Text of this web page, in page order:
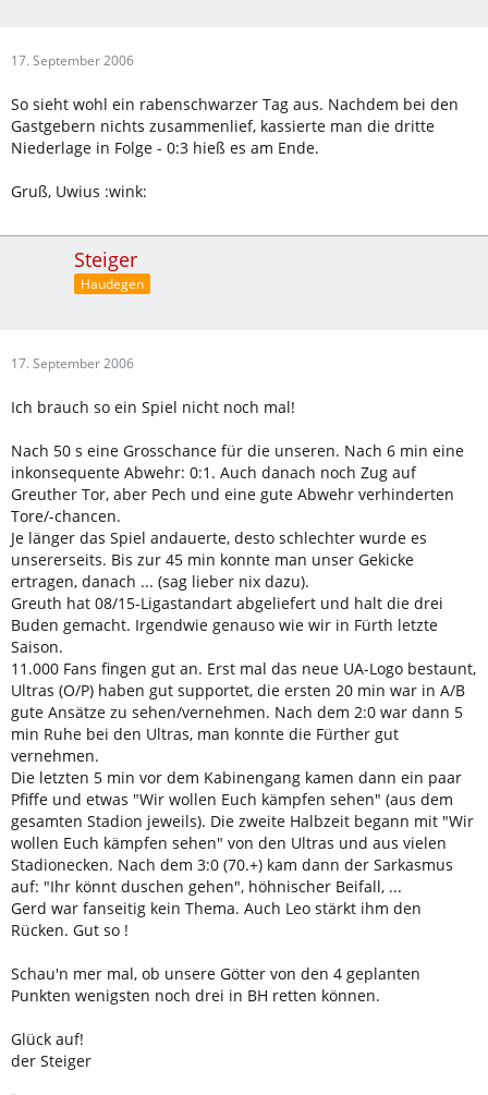
17. September 2006
So sieht wohl ein rabenschwarzer Tag aus. Nachdem bei den
Gastgebern nichts zusammenlief, kassierte man die dritte
Niederlage in Folge - 0:3 hieß es am Ende.
Gruß, Uwius :wink:
Steiger
Haudegen
17. September 2006
Ich brauch so ein Spiel nicht noch mal!
Nach 50 s eine Grosschance für die unseren. Nach 6 min eine
inkonsequente Abwehr: 0:1. Auch danach noch Zug auf
Greuther Tor, aber Pech und eine gute Abwehr verhinderten
Tore/-chancen.
Je länger das Spiel andauerte, desto schlechter wurde es
unsererseits. Bis zur 45 min konnte man unser Gekicke
ertragen, danach ... (sag lieber nix dazu).
Greuth hat 08/15-Ligastandart abgeliefert und halt die drei
Buden gemacht. Irgendwie genauso wie wir in Fürth letzte
Saison.
11.000 Fans fingen gut an. Erst mal das neue UA-Logo bestaunt,
Ultras (O/P) haben gut supportet, die ersten 20 min war in A/B
gute Ansätze zu sehen/vernehmen. Nach dem 2:0 war dann 5
min Ruhe bei den Ultras, man konnte die Fürther gut
vernehmen.
Die letzten 5 min vor dem Kabinengang kamen dann ein paar
Pfiffe und etwas "Wir wollen Euch kämpfen sehen" (aus dem
gesamten Stadion jeweils). Die zweite Halbzeit begann mit "Wir
wollen Euch kämpfen sehen" von den Ultras und aus vielen
Stadionecken. Nach dem 3:0 (70.+) kam dann der Sarkasmus
auf: "Ihr könnt duschen gehen", höhnischer Beifall, ...
Gerd war fanseitig kein Thema. Auch Leo stärkt ihm den
Rücken. Gut so !
Schau'n mer mal, ob unsere Götter von den 4 geplanten
Punkten wenigsten noch drei in BH retten können.
Glück auf!
der Steiger